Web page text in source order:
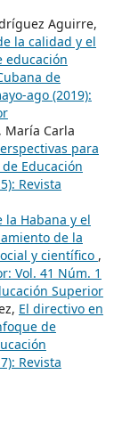
Aguirre,
la calidad y el
educación
de
ago (2019):
María Carla
para
Educación
Revista
la Habana y el
de la
y científico ,
Vol. 41 Núm. 1
Superior
El directivo en
de
Revista